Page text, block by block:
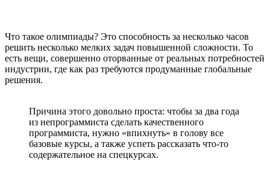
Что такое олимпиады? Это способность за несколько часов
решить несколько мелких задач повышенной сложности. То
есть вещи, совершенно оторванные от реальных потребностей
индустрии, где как раз требуются продуманные глобальные
решения.
Причина этого довольно проста: чтобы за два года
из непрограммиста сделать качественного
программиста, нужно «впихнуть» в голову все
базовые курсы, а также успеть рассказать что-то
содержательное на спецкурсах.